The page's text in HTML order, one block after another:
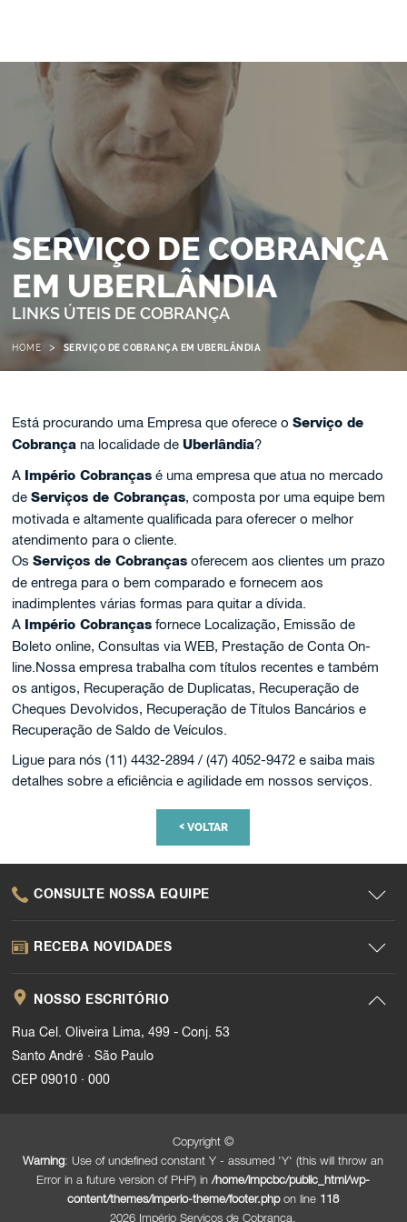
SERVIÇO DE COBRANÇA
EM UBERLÂNDIA
LINKS ÚTEIS DE COBRANÇA
HOME > SERVIÇO DE COBRANÇA EM UBERLÂNDIA
Está procurando uma Empresa que oferece oServiço de
Cobrança na localidade deUberlândia?
A Império Cobranças é uma empresa que atua no mercado
deServiços de Cobranças, composta por uma equipe bem
motivada e altamente qualificada para oferecer o melhor
atendimento para o cliente.
OsServiços de Cobranças oferecem aos clientes um prazo
de entrega para o bem comparado e fornecem aos
inadimplentes várias formas para quitar a dívida.
A Império Cobranças fornece Localização, Emissão de
Boleto online, Consultas via WEB, Prestação de Conta On-
line.Nossa empresa trabalha com títulos recentes e também
os antigos, Recuperação de Duplicatas, Recuperação de
Cheques Devolvidos, Recuperação de Títulos Bancários e
Recuperação de Saldo de Veículos.
Ligue para nós (11) 4432-2894 / (47) 4052-9472 e saiba mais
detalhes sobre a eficiência e agilidade em nossos serviços.
<VOLTAR
CONSULTE NOSSA EQUIPE
RECEBA NOVIDADES
NOSSO ESCRITÓRIO
Rua Cel. Oliveira Lima, 499 - Conj. 53
Santo André
São Paulo
CEP 09010
000
Copyright ©
Warning: Use of undefined constant Y - assumed 'Y' (this will throw an
Error in a future version of PHP) in/home/impcbc/public_html/wp-
content/themes/imperio-theme/footer.phpon line 118
2026 Império Serviços de Cobrança.